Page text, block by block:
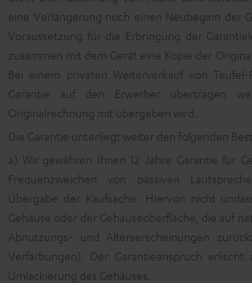
eine Verlängerung noch einen Neubeginn der
Voraussetzung für die Erbringung der
zusammen mit dem Gerät eine Kopie der
Bei einem privaten Weiterverkauf von
Garantie auf den Erwerber übertragen
Originalrechnung mit übergeben wird.
Die Garantie unterliegt weiter den folgenden
a) Wir gewähren Ihnen 12 Jahre Garantie für
Frequenzweichen von passiven
Übergabe der Kaufsache. Hiervon nicht
Gehäuse oder der Gehäuseoberfläche, die auf
Abnutzungs- und Alterserscheinungen
Verfärbungen). Der Garantieanspruch
Umlackierung des Gehäuses.